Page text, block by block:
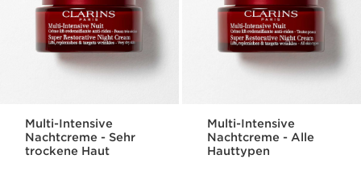
Multi-Intensive
Nachtcreme - Sehr
trockene Haut
Multi-Intensive
Nachtcreme - Alle
Hauttypen